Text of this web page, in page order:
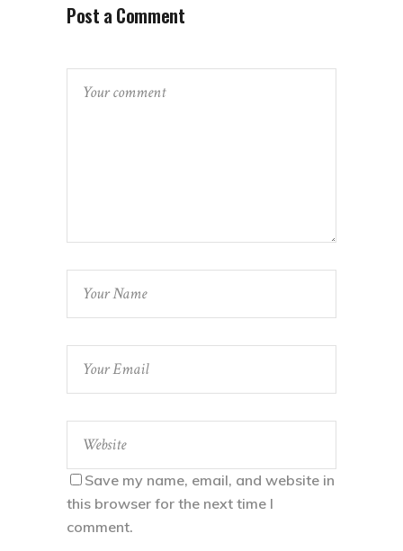
Post a Comment
Save my name, email, and website in
this browser for the next time I
comment.